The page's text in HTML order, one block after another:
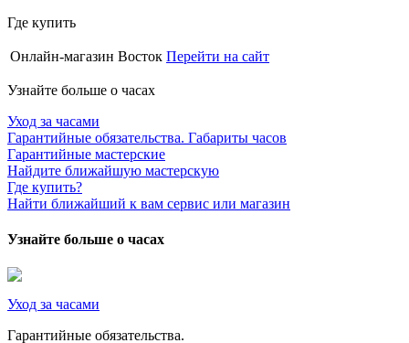
Где купить
Онлайн-магазин Восток Перейти на сайт
Узнайте больше о часах
Уход за часами
Гарантийные обязательства. Габариты часов
Гарантийные мастерские
Найдите ближайшую мастерскую
Где купить?
Найти ближайший к вам сервис или магазин
Узнайте больше о часах
Уход за часами
Гарантийные обязательства.